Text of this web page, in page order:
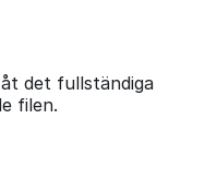
det fullständiga
filen.